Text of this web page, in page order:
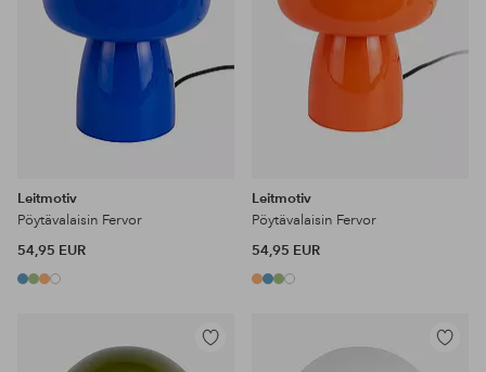
Leitmotiv
Pöytävalaisin Fervor
54,95 EUR
Leitmotiv
Pöytävalaisin Fervor
54,95 EUR
Lisää
Lisää